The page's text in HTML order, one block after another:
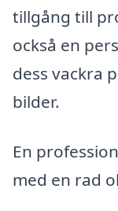
tillgång till
också en
dess vackra
bilder.
En
med en rad